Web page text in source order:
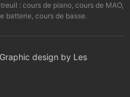
: cours de piano, cours de MAO,
batterie, cours de basse.
design by Les